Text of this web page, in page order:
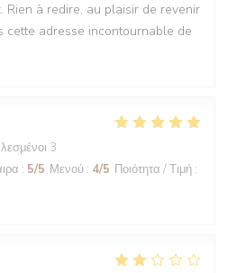
Rien à redire, au plaisir de revenir
cette adresse incontournable de
3
: 5/5 Μενού : 4/5 Ποιότητα / Τιμή :